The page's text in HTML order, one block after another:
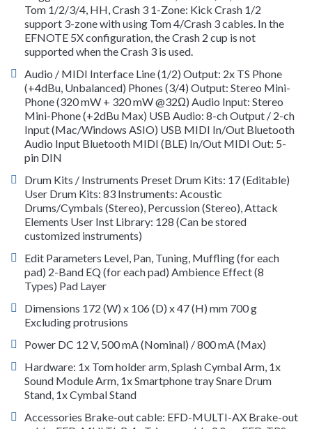
Tom 1/2/3/4, HH, Crash 3 1-Zone: Kick Crash 1/2
support 3-zone with using Tom 4/Crash 3 cables. In the
EFNOTE 5X configuration, the Crash 2 cup is not
supported when the Crash 3 is used.
Audio / MIDI Interface Line (1/2) Output: 2x TS Phone
(+4dBu, Unbalanced) Phones (3/4) Output: Stereo Mini-
Phone (320 mW + 320 mW @32Ω) Audio Input: Stereo
Mini-Phone (+2dBu Max) USB Audio: 8-ch Output / 2-ch
Input (Mac/Windows ASIO) USB MIDI In/Out Bluetooth
Audio Input Bluetooth MIDI (BLE) In/Out MIDI Out: 5-
pin DIN
Drum Kits / Instruments Preset Drum Kits: 17 (Editable)
User Drum Kits: 83 Instruments: Acoustic
Drums/Cymbals (Stereo), Percussion (Stereo), Attack
Elements User Inst Library: 128 (Can be stored
customized instruments)
Edit Parameters Level, Pan, Tuning, Muffling (for each
pad) 2-Band EQ (for each pad) Ambience Effect (8
Types) Pad Layer
Dimensions 172 (W) x 106 (D) x 47 (H) mm 700 g
Excluding protrusions
Power DC 12 V, 500 mA (Nominal) / 800 mA (Max)
Hardware: 1x Tom holder arm, Splash Cymbal Arm, 1x
Sound Module Arm, 1x Smartphone tray Snare Drum
Stand, 1x Cymbal Stand
Accessories Brake-out cable: EFD-MULTI-AX Brake-out